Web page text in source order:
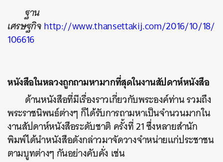
ฐาน
เศรษฐกิจhttp://www.thansettakij.com/2016/10/18/
106616
หนังสือในหลวงถูกถามหามากที่สุดในงานสัปดาห์หนังสือ
ด้านหนังสือที่มีเรื่องราวเกี่ยวกับพระองค์ท่าน รวมถึง
พระราชนิพนธ์ต่างๆ ก็ได้รับการถามหาเป็นจำนวนมากใน
งานสัปดาห์หนังสือระดับชาติ ครั้งที่ 21 ซึ่งหลายสำนัก
พิมพ์ได้นำหนังสือดังกล่าวมาจัดวางจำหน่ายแก่ประชาชน
ตามบูทต่างๆ กันอย่างคับคั่ง เช่น